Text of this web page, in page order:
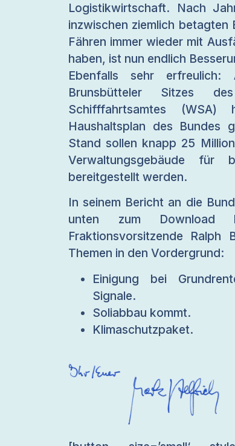
Logistikwirtschaft. Nach
inzwischen ziemlich betagten
Fähren immer wieder mit
haben, ist nun endlich
Ebenfalls sehr
Brunsbütteler Sitzes
Schifffahrtsamtes
Haushaltsplan des Bundes
Stand sollen knapp 25
Verwaltungsgebäude
bereitgestellt werden.
In seinem Bericht an die
unten zum Download
Fraktionsvorsitzende Ralph
Themen in den Vordergrund:
Einigung bei
Signale.
Soliabbau kommt.
Klimaschutzpaket.